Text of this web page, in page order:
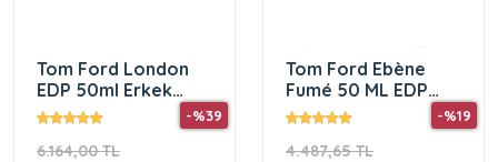
Tom Ford London
EDP 50ml Erkek
Parfüm
6.164,00 TL
-%39
Tom Ford Ebène
Fumé 50 ML EDP
Unisex Parfüm
4.487,65 TL
-%19